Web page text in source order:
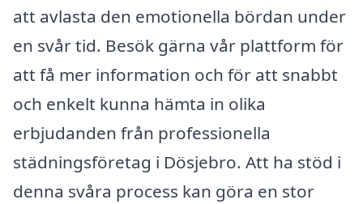
att avlasta den emotionella bördan under
en svår tid. Besök gärna vår plattform för
att få mer information och för att snabbt
och enkelt kunna hämta in olika
erbjudanden från professionella
städningsföretag i Dösjebro. Att ha stöd i
denna svåra process kan göra en stor